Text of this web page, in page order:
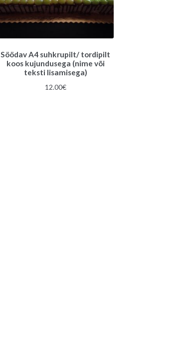
Söödav A4 suhkrupilt/ tordipilt
koos kujundusega (nime või
teksti lisamisega)
12.00€